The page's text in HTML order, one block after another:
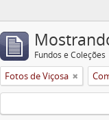
Fundos e Coleções
Fotos de Viçosa